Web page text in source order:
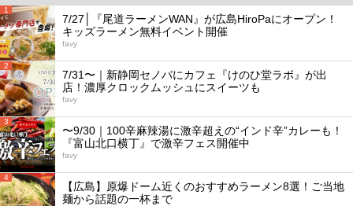
1
7/27│『尾道ラーメンWAN』が広島HiroPaにオープン！
キッズラーメン無料イベント開催
favy
2
7/31〜｜新静岡セノバにカフェ『けのひ堂ラボ』が出
店！濃厚クロックムッシュにスイーツも
favy
3
〜9/30｜100辛麻辣湯に激辛超えの“インド辛”カレーも！
『富山北口横丁』で激辛フェス開催中
favy
4
【広島】原爆ドーム近くのおすすめラーメン8選！ご当地
麺から話題の一杯まで